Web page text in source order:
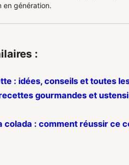
en génération.
:
: idées, conseils et toutes
gourmandes et
colada : comment réussir ce